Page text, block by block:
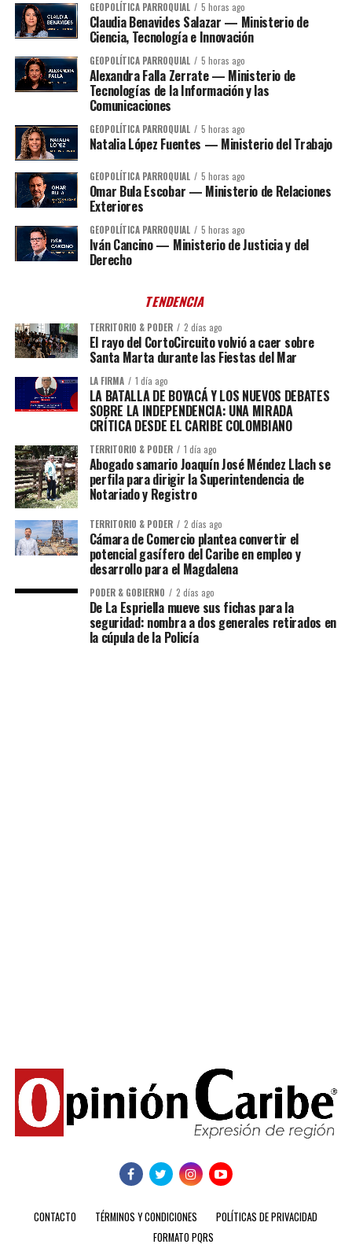
GEOPOLÍTICA PARROQUIAL 5 horas ago
Claudia Benavides Salazar — Ministerio de
Ciencia, Tecnología e Innovación
GEOPOLÍTICA PARROQUIAL 5 horas ago
Alexandra Falla Zerrate — Ministerio de
Tecnologías de la Información y las
Comunicaciones
GEOPOLÍTICA PARROQUIAL 5 horas ago
Natalia López Fuentes — Ministerio del Trabajo
GEOPOLÍTICA PARROQUIAL 5 horas ago
Omar Bula Escobar — Ministerio de Relaciones
Exteriores
GEOPOLÍTICA PARROQUIAL 5 horas ago
Iván Cancino — Ministerio de Justicia y del
Derecho
TENDENCIA
TERRITORIO & PODER 2 días ago
El rayo del CortoCircuito volvió a caer sobre
Santa Marta durante las Fiestas del Mar
LA FIRMA 1 día ago
LA BATALLA DE BOYACÁ Y LOS NUEVOS DEBATES
SOBRE LA INDEPENDENCIA: UNA MIRADA
CRÍTICA DESDE EL CARIBE COLOMBIANO
TERRITORIO & PODER 1 día ago
Abogado samario Joaquín José Méndez Llach se
perfila para dirigir la Superintendencia de
Notariado y Registro
TERRITORIO & PODER 2 días ago
Cámara de Comercio plantea convertir el
potencial gasífero del Caribe en empleo y
desarrollo para el Magdalena
PODER & GOBIERNO 2 días ago
De La Espriella mueve sus fichas para la
seguridad: nombra a dos generales retirados en
la cúpula de la Policía
CONTACTO TÉRMINOS Y CONDICIONES
POLÍTICAS DE PRIVACIDAD
FORMATO PQRS